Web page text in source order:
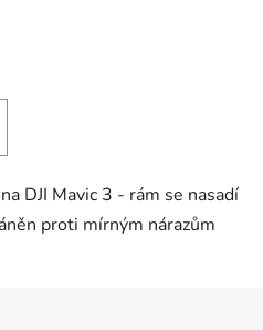
DJI Mavic 3 - rám se nasadí
proti mírným nárazům